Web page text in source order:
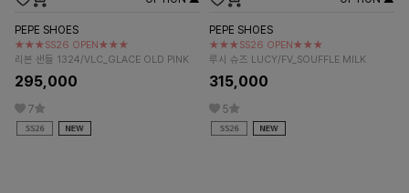
PEPE SHOES
★★★SS26 OPEN★★★
리본 샌들 1324/VLC_GLACE OLD PINK
295,000
7
PEPE SHOES
★★★SS26 OPEN★★★
루시 슈즈 LUCY/FV_SOUFFLE MILK
315,000
5